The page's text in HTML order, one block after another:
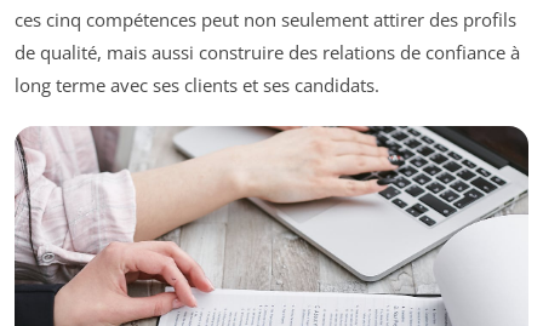
ces cinq compétences peut non seulement attirer des profils
de qualité, mais aussi construire des relations de confiance à
long terme avec ses clients et ses candidats.